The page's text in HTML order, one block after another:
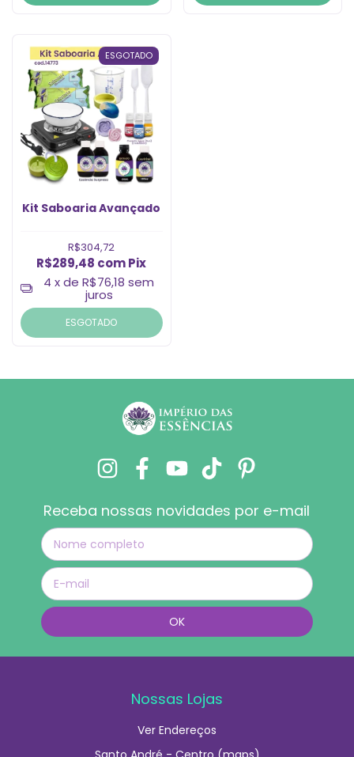
ESGOTADO
Kit Saboaria Avançado
R$304,72
R$289,48 comPix
4 x deR$76,18 sem
juros
ESGOTADO
Receba nossas novidades por e-mail
Nossas Lojas
Ver Endereços